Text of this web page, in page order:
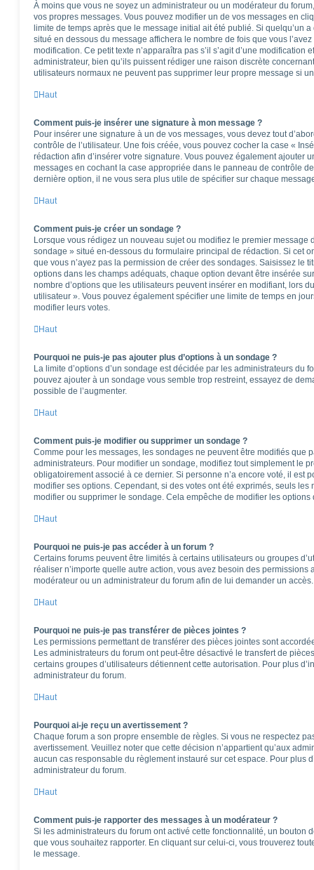
À moins que vous ne soyez un administrateur ou un modérateur du
vos propres messages. Vous pouvez modifier un de vos messages en
limite de temps après que le message initial ait été publié. Si quelqu’un
situé en dessous du message affichera le nombre de fois que vous
modification. Ce petit texte n’apparaîtra pas s’il s’agit d’une modification
administrateur, bien qu’ils puissent rédiger une raison discrète
utilisateurs normaux ne peuvent pas supprimer leur propre message si
Haut
Comment puis-je insérer une signature à mon message ?
Pour insérer une signature à un de vos messages, vous devez tout
contrôle de l’utilisateur. Une fois créée, vous pouvez cocher la case «
rédaction afin d’insérer votre signature. Vous pouvez également ajouter
messages en cochant la case appropriée dans le panneau de contrôle
dernière option, il ne vous sera plus utile de spécifier sur chaque
Haut
Comment puis-je créer un sondage ?
Lorsque vous rédigez un nouveau sujet ou modifiez le premier message
sondage » situé en-dessous du formulaire principal de rédaction. Si cet
que vous n’ayez pas la permission de créer des sondages. Saisissez le
options dans les champs adéquats, chaque option devant être insérée
nombre d’options que les utilisateurs peuvent insérer en modifiant, lors
utilisateur ». Vous pouvez également spécifier une limite de temps en
modifier leurs votes.
Haut
Pourquoi ne puis-je pas ajouter plus d’options à un sondage ?
La limite d’options d’un sondage est décidée par les administrateurs du
pouvez ajouter à un sondage vous semble trop restreint, essayez de
possible de l’augmenter.
Haut
Comment puis-je modifier ou supprimer un sondage ?
Comme pour les messages, les sondages ne peuvent être modifiés que
administrateurs. Pour modifier un sondage, modifiez tout simplement le
obligatoirement associé à ce dernier. Si personne n’a encore voté, il est
modifier ses options. Cependant, si des votes ont été exprimés, seuls
modifier ou supprimer le sondage. Cela empêche de modifier les options
Haut
Pourquoi ne puis-je pas accéder à un forum ?
Certains forums peuvent être limités à certains utilisateurs ou groupes
réaliser n’importe quelle autre action, vous avez besoin des permissions
modérateur ou un administrateur du forum afin de lui demander un accès.
Haut
Pourquoi ne puis-je pas transférer de pièces jointes ?
Les permissions permettant de transférer des pièces jointes sont
Les administrateurs du forum ont peut-être désactivé le transfert de
certains groupes d’utilisateurs détiennent cette autorisation. Pour plus
administrateur du forum.
Haut
Pourquoi ai-je reçu un avertissement ?
Chaque forum a son propre ensemble de règles. Si vous ne respectez
avertissement. Veuillez noter que cette décision n’appartient qu’aux
aucun cas responsable du règlement instauré sur cet espace. Pour plus
administrateur du forum.
Haut
Comment puis-je rapporter des messages à un modérateur ?
Si les administrateurs du forum ont activé cette fonctionnalité, un bouton
que vous souhaitez rapporter. En cliquant sur celui-ci, vous trouverez
le message.